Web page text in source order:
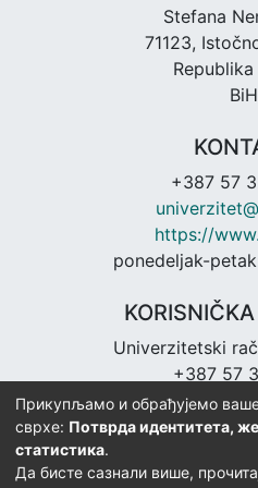
Stefana
71123,
BiH
+387 57
https://
ponedeljak-
Univerzitetski
+387 57
https://
Прикупљамо и обрађујемо
сврхе: Потврда идентитета,
статистика.
Да бисте сазнали више,